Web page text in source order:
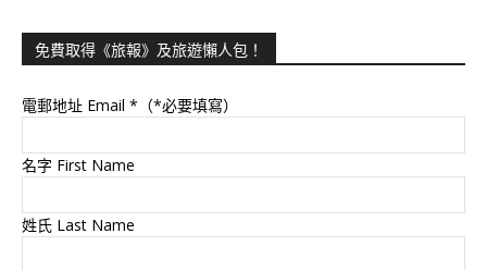
免費取得《旅報》及旅遊懶人包！
電郵地址 Email *（*必要填寫）
名字 First Name
姓氏 Last Name